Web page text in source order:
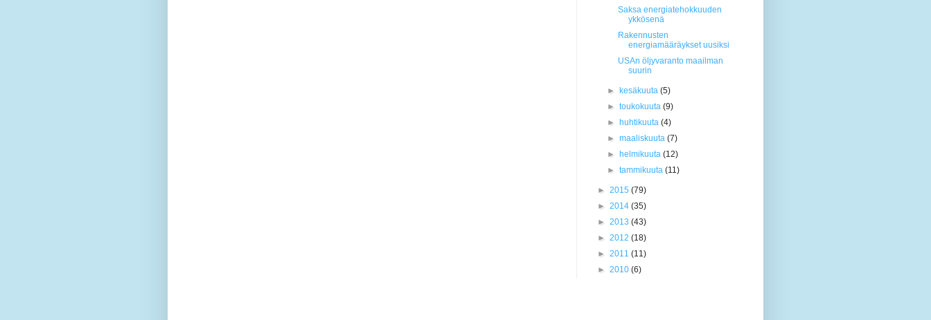
Saksa energiatehokkuuden
ykkösenä
Rakennusten
energiamääräykset uusiksi
USAn öljyvaranto maailman
suurin
► kesäkuuta(5)
►toukokuuta(9)
►
huhtikuuta(4)
►maaliskuuta(7)
►
helmikuuta(12)
►tammikuuta(11)
► 2015 (79)
► 2014 (35)
► 2013 (43)
► 2012 (18)
► 2011 (11)
► 2010 (6)